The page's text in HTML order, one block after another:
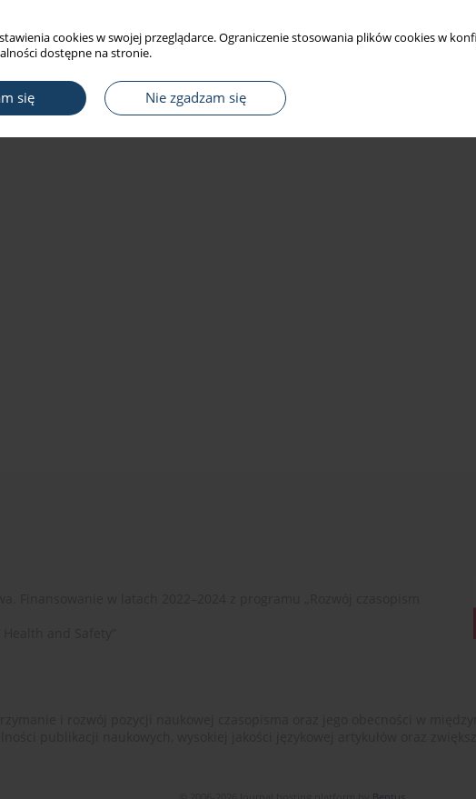
cookies w swojej przeglądarce. Ograniczenie stosowania plików cookies w
dostępne na stronie.
się Nie zgadzam się